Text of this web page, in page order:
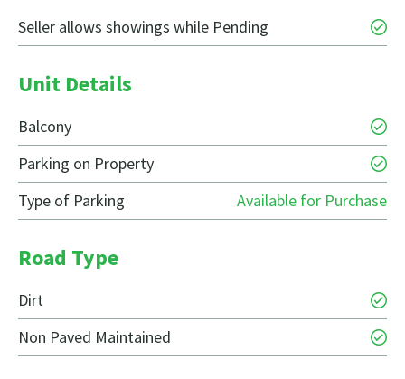
Seller allows showings while Pending
Unit Details
Balcony
Parking on Property
Type of Parking
Available for Purchase
Road Type
Dirt
Non Paved Maintained